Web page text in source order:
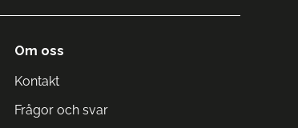
Om oss
Kontakt
Frågor och svar